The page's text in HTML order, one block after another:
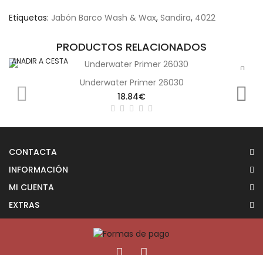
Etiquetas: Jabón Barco Wash & Wax, Sandira, 4022
PRODUCTOS RELACIONADOS
AÑADIR A CESTA
Underwater Primer 26030
18.84€
CONTACTA
INFORMACIÓN
MI CUENTA
EXTRAS